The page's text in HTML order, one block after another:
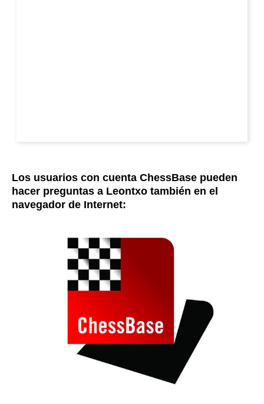
Los usuarios con cuenta ChessBase pueden
hacer preguntas a Leontxo también en el
navegador de Internet: